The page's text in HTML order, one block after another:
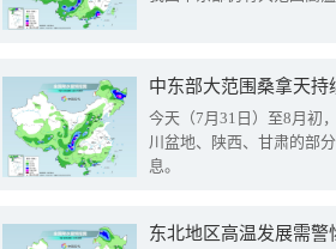
中东部大范围桑拿天
今天（7月31日）至8月初
川盆地、陕西、甘肃的部
息。
东北地区高温发展需